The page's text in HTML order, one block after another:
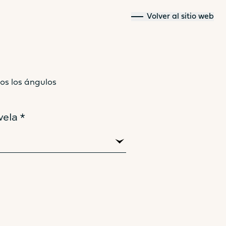
Volver al sitio web
los ángulos
*
44